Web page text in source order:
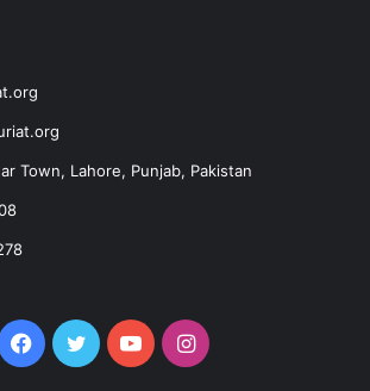
Town, Lahore, Punjab, Pakistan
Facebook
TwitterYouTubeInstagram